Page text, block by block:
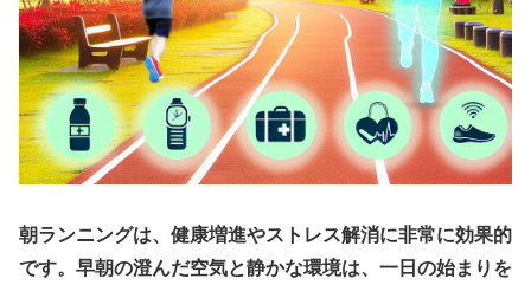
朝ランニングは、健康増進やストレス解消に非常に効果的
です。早朝の澄んだ空気と静かな環境は、一日の始まりを